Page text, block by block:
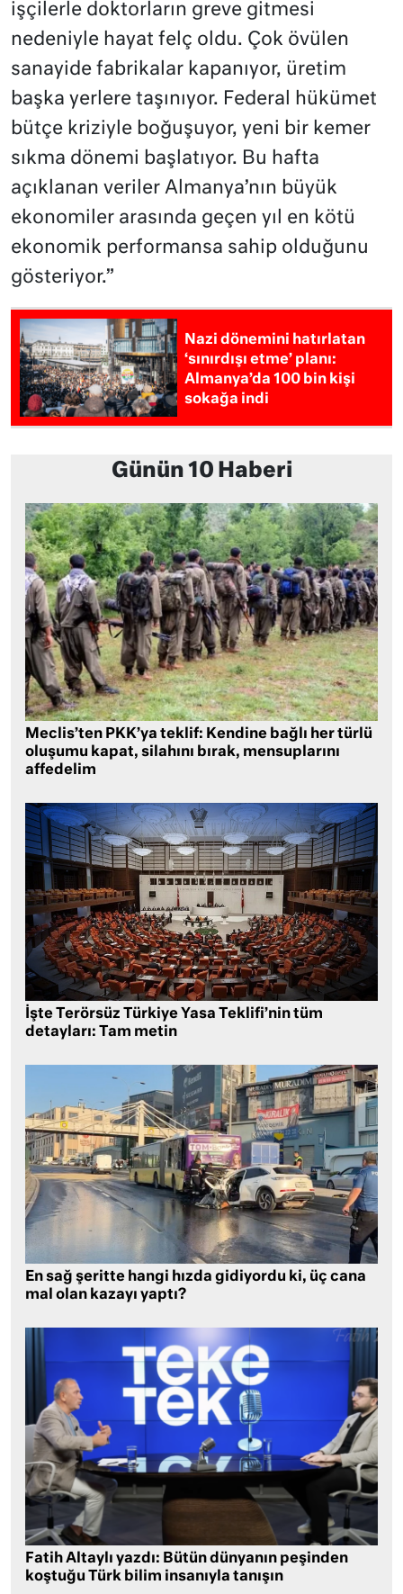
işçilerle doktorların greve gitmesi
nedeniyle hayat felç oldu. Çok övülen
sanayide fabrikalar kapanıyor, üretim
başka yerlere taşınıyor. Federal hükümet
bütçe kriziyle boğuşuyor, yeni bir kemer
sıkma dönemi başlatıyor. Bu hafta
açıklanan veriler Almanya’nın büyük
ekonomiler arasında geçen yıl en kötü
ekonomik performansa sahip olduğunu
gösteriyor.”
Nazi dönemini hatırlatan
‘sınırdışı etme’ planı:
Almanya’da 100 bin kişi
sokağa indi
Günün 10 Haberi
Meclis’ten PKK’ya teklif: Kendine bağlı her türlü
oluşumu kapat, silahını bırak, mensuplarını
affedelim
İşte Terörsüz Türkiye Yasa Teklifi’nin tüm
detayları: Tam metin
En sağ şeritte hangi hızda gidiyordu ki, üç cana
mal olan kazayı yaptı?
Fatih Altaylı yazdı: Bütün dünyanın peşinden
koştuğu Türk bilim insanıyla tanışın